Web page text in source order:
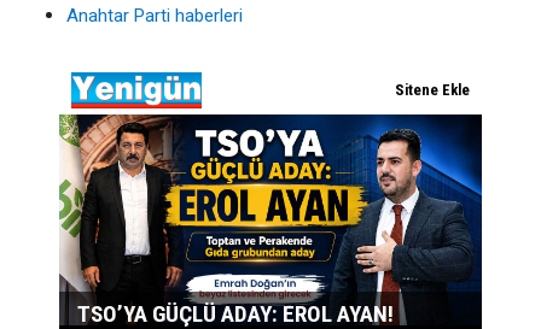
Anahtar Parti haberleri